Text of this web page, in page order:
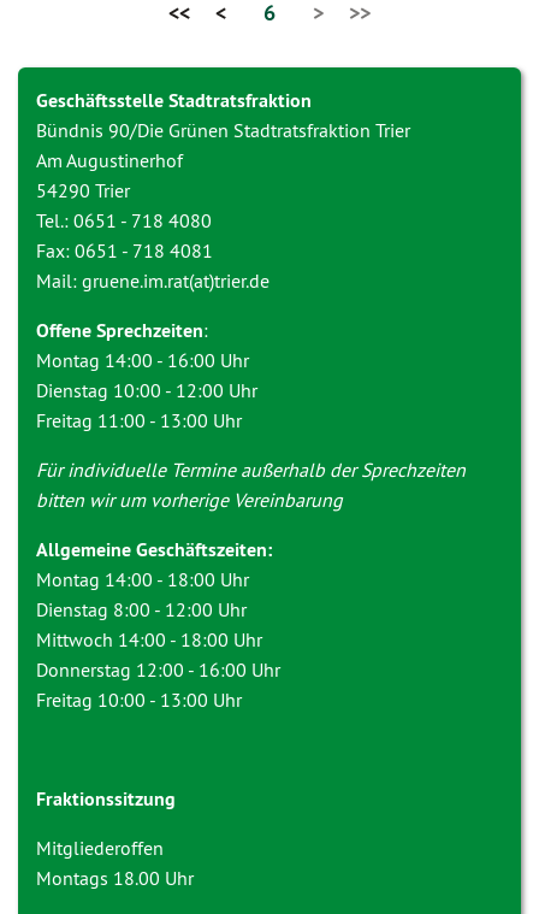
<< < 6 > >>
Geschäftsstelle Stadtratsfraktion
Bündnis 90/Die Grünen Stadtratsfraktion Trier
Am Augustinerhof
54290 Trier
Tel.: 0651 - 718 4080
Fax: 0651 - 718 4081
Mail: gruene.im.rat(at)trier.de
Offene Sprechzeiten:
Montag 14:00 - 16:00 Uhr
Dienstag 10:00 - 12:00 Uhr
Freitag 11:00 - 13:00 Uhr
Für individuelle Termine außerhalb der Sprechzeiten
bitten wir um vorherige Vereinbarung
Allgemeine Geschäftszeiten:
Montag 14:00 - 18:00 Uhr
Dienstag 8:00 - 12:00 Uhr
Mittwoch 14:00 - 18:00 Uhr
Donnerstag 12:00 - 16:00 Uhr
Freitag 10:00 - 13:00 Uhr
Fraktionssitzung
Mitgliederoffen
Montags 18.00 Uhr